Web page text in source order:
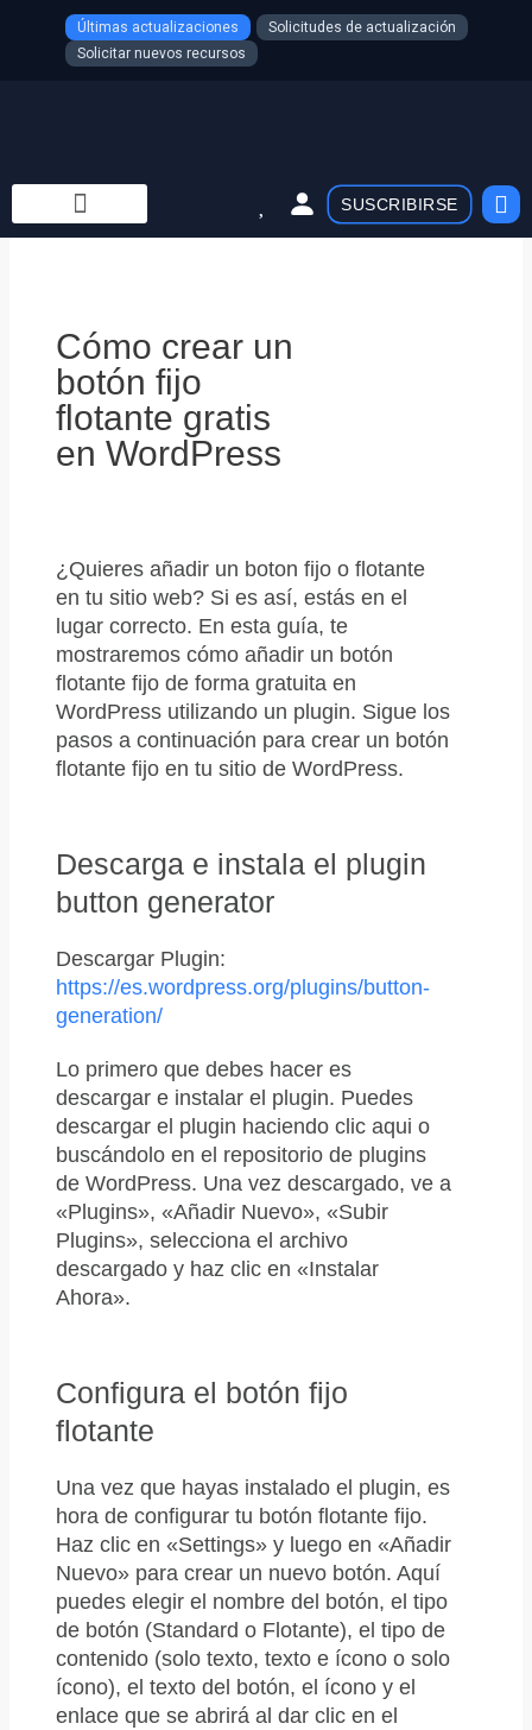
contenido
Últimas actualizaciones
Solicitudes de actualización
Solicitar nuevos recursos
SUSCRIBIRSE
Cómo crear un
botón fijo
flotante gratis
en WordPress
¿Quieres añadir un boton fijo o flotante
en tu sitio web? Si es así, estás en el
lugar correcto. En esta guía, te
mostraremos cómo añadir un botón
flotante fijo de forma gratuita en
WordPress utilizando un plugin. Sigue los
pasos a continuación para crear un botón
flotante fijo en tu sitio de WordPress.
Descarga e instala el plugin
button generator
Descargar Plugin:
https://es.wordpress.org/plugins/button-
generation/
Lo primero que debes hacer es
descargar e instalar el plugin. Puedes
descargar el plugin haciendo clic aqui o
buscándolo en el repositorio de plugins
de WordPress. Una vez descargado, ve a
«Plugins», «Añadir Nuevo», «Subir
Plugins», selecciona el archivo
descargado y haz clic en «Instalar
Ahora».
Configura el botón fijo
flotante
Una vez que hayas instalado el plugin, es
hora de configurar tu botón flotante fijo.
Haz clic en «Settings» y luego en «Añadir
Nuevo» para crear un nuevo botón. Aquí
puedes elegir el nombre del botón, el tipo
de botón (Standard o Flotante), el tipo de
contenido (solo texto, texto e ícono o solo
ícono), el texto del botón, el ícono y el
enlace que se abrirá al dar clic en el